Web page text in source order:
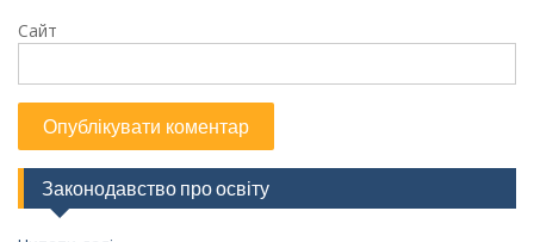
Сайт
Законодавство про освіту